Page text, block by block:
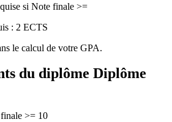
si Note finale >=
: 2 ECTS
le calcul de votre GPA.
du diplôme Diplôme
>= 10